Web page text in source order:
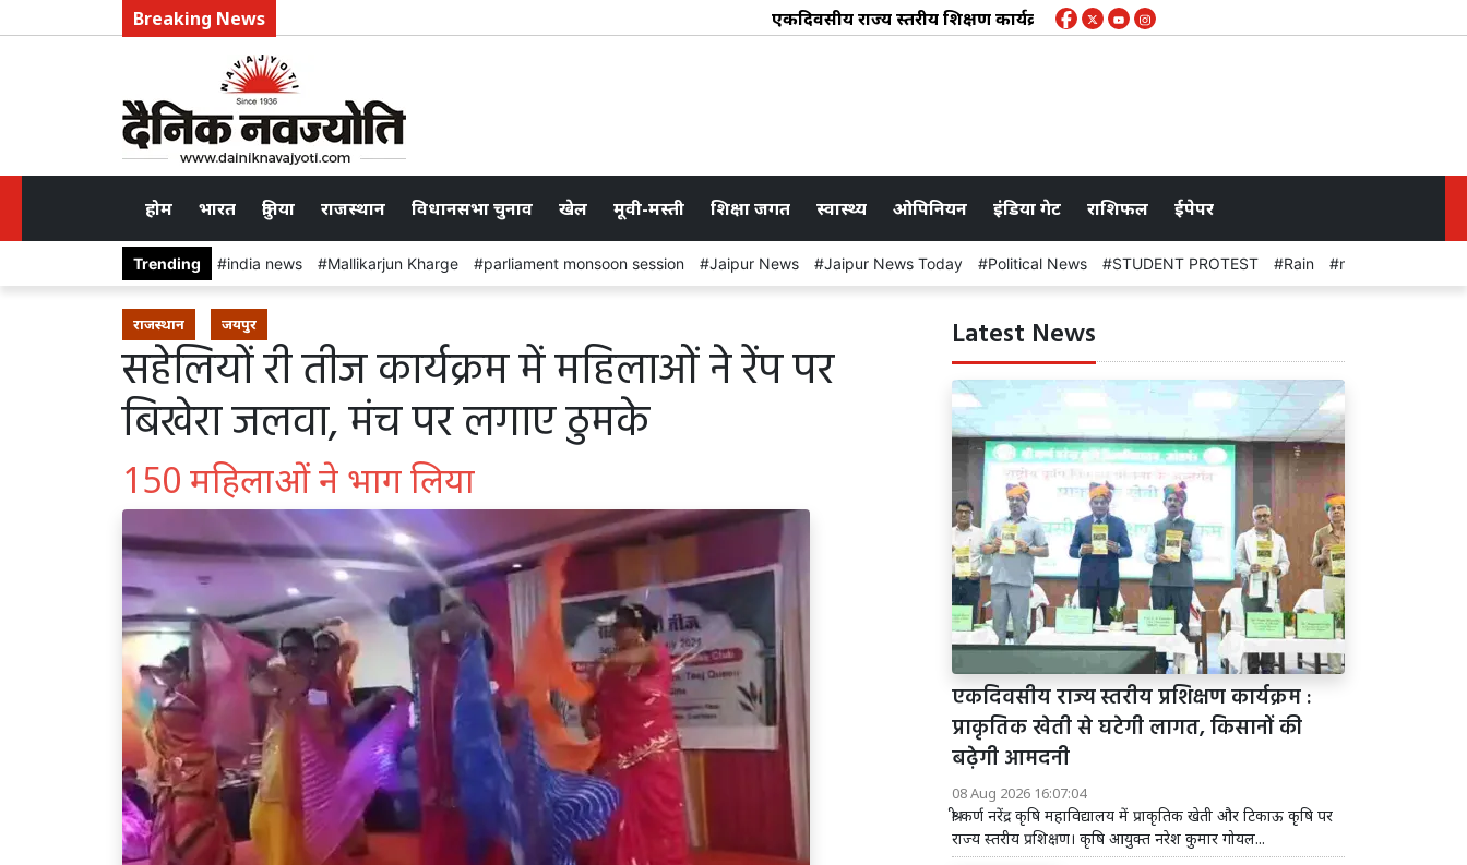
Breaking News एकदिवसीय राज्य स्तरीय प्रशिक्षण कार्यक्रम : प्राकृतिक खेती से घटेगी लागत, किसानों की बढ़ेगी आमदनी
होम भारत दुनिया राजस्थान विधानसभा चुनाव खेल मूवी-मस्ती शिक्षा जगत स्वास्थ्य ओपिनियन इंडिया गेट राशिफल ईपेपर
Trending india news Mallikarjun Kharge parliament monsoon session Jaipur News Jaipur News Today Political News STUDENT PROTEST Rain meeting
राजस्थान जयपुर
सहेलियों री तीज कार्यक्रम में महिलाओं ने रेंप पर
बिखेरा जलवा, मंच पर लगाए ठुमके
150 महिलाओं ने भाग लिया
Latest News
एकदिवसीय राज्य स्तरीय प्रशिक्षण कार्यक्रम :
प्राकृतिक खेती से घटेगी लागत, किसानों की
बढ़ेगी आमदनी
08 Aug 2026 16:07:04
श्री कर्ण नरेंद्र कृषि महाविद्यालय में प्राकृतिक खेती और टिकाऊ कृषि पर
राज्य स्तरीय प्रशिक्षण। कृषि आयुक्त नरेश कुमार गोयल...